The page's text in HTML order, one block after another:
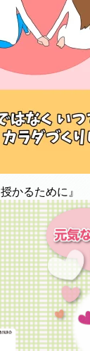
かるために』